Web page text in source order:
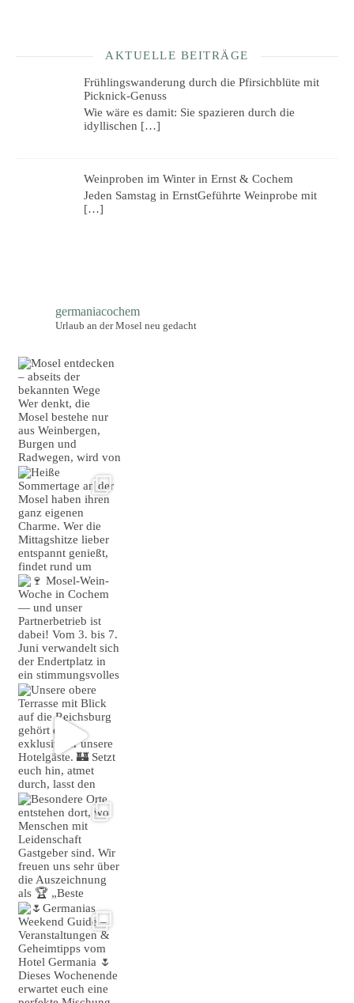
AKTUELLE BEITRÄGE
Frühlingswanderung durch die Pfirsichblüte mit
Picknick-Genuss
Wie wäre es damit: Sie spazieren durch die
idyllischen […]
Weinproben im Winter in Ernst & Cochem
Jeden Samstag in ErnstGeführte Weinprobe mit
[…]
germaniacochem
Urlaub an der Mosel neu gedacht